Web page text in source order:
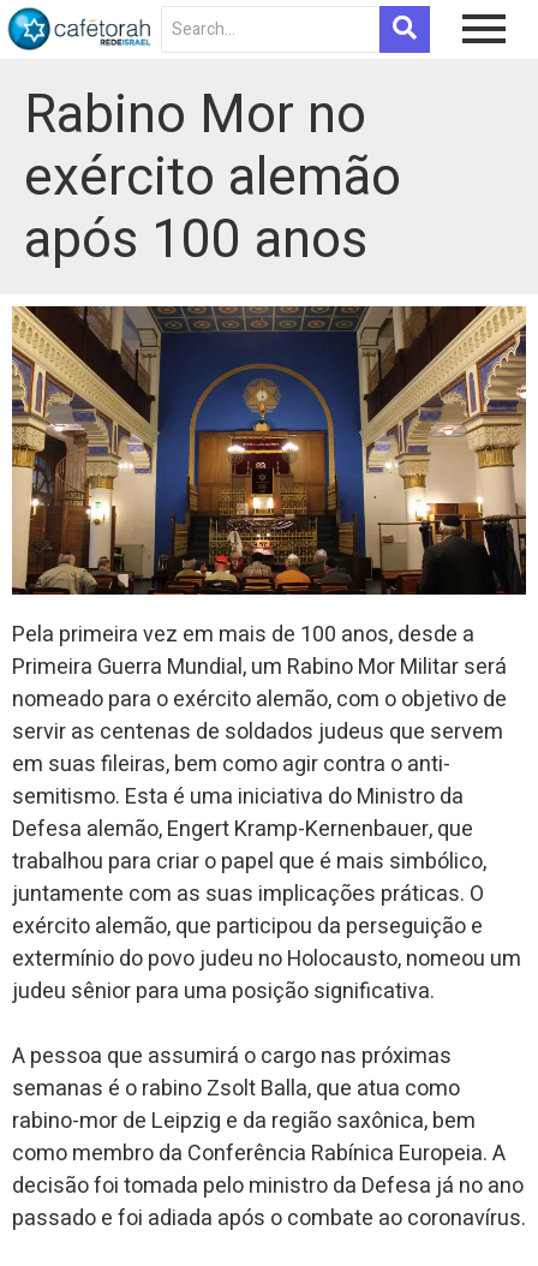
Rabino Mor no
exército alemão
após 100 anos
Pela primeira vez em mais de 100 anos, desde a
Primeira Guerra Mundial, um Rabino Mor Militar será
nomeado para o exército alemão, com o objetivo de
servir as centenas de soldados judeus que servem
em suas fileiras, bem como agir contra o anti-
semitismo. Esta é uma iniciativa do Ministro da
Defesa alemão, Engert Kramp-Kernenbauer, que
trabalhou para criar o papel que é mais simbólico,
juntamente com as suas implicações práticas. O
exército alemão, que participou da perseguição e
extermínio do povo judeu no Holocausto, nomeou um
judeu sênior para uma posição significativa.
A pessoa que assumirá o cargo nas próximas
semanas é o rabino Zsolt Balla, que atua como
rabino-mor de Leipzig e da região saxônica, bem
como membro da Conferência Rabínica Europeia. A
decisão foi tomada pelo ministro da Defesa já no ano
passado e foi adiada após o combate ao coronavírus.